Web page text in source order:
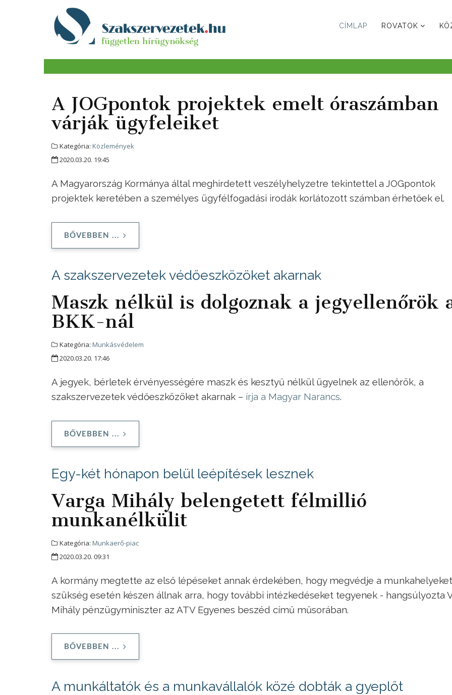
CÍMLAP ROVATOK
A JOGpontok projektek emelt óraszámban
várják ügyfeleiket
Kategória: Közlemények
2020.03.20. 19:45
A Magyarország Kormánya által meghirdetett veszélyhelyzetre tekintettel a JOGpontok
projektek keretében a személyes ügyfélfogadási irodák korlátozott számban érhetőek el.
BŐVEBBEN ...
A szakszervezetek védőeszközöket akarnak
Maszk nélkül is dolgoznak a jegyellenőrök
BKK-nál
Kategória: Munkásvédelem
2020.03.20. 17:46
A jegyek, bérletek érvényességére maszk és kesztyű nélkül ügyelnek az ellenőrök, a
szakszervezetek védőeszközöket akarnak – írja a Magyar Narancs.
BŐVEBBEN ...
Egy-két hónapon belül leépítések lesznek
Varga Mihály belengetett félmillió
munkanélkülit
Kategória: Munkaerő-piac
2020.03.20. 09:31
A kormány megtette az első lépéseket annak érdekében, hogy megvédje a
szükség esetén készen állnak arra, hogy további intézkedéseket tegyenek - hangsúlyozta
Mihály pénzügyminiszter az ATV Egyenes beszéd című műsorában.
BŐVEBBEN ...
A munkáltatók és a munkavállalók közé dobták a gyeplőt